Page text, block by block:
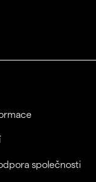
společnosti